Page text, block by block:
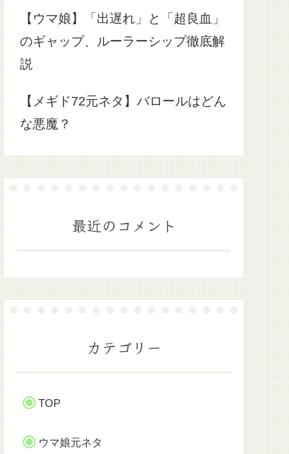
【ウマ娘】「出遅れ」と「超良血」
のギャップ、ルーラーシップ徹底解
説
【メギド72元ネタ】バロールはどん
な悪魔？
最近のコメント
カテゴリー
TOP
ウマ娘元ネタ